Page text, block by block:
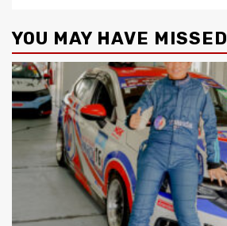
YOU MAY HAVE MISSED